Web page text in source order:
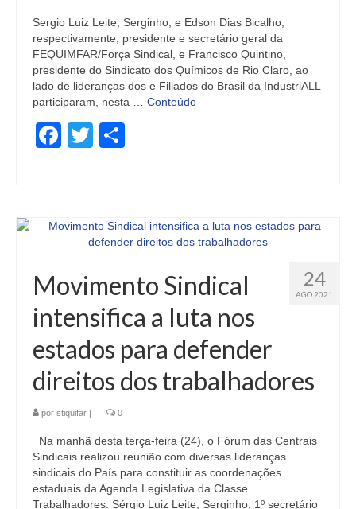
Sergio Luiz Leite, Serginho, e Edson Dias Bicalho,
respectivamente, presidente e secretário geral da
FEQUIMFAR/Força Sindical, e Francisco Quintino,
presidente do Sindicato dos Químicos de Rio Claro, ao
lado de lideranças dos e Filiados do Brasil da IndustriALL
participaram, nesta … Conteúdo
Facebook
Twitter
24
AGO 2021
Movimento Sindical
intensifica a luta nos
estados para defender
direitos dos trabalhadores
por stiquifar | | 0
Na manhã desta terça-feira (24), o Fórum das Centrais
Sindicais realizou reunião com diversas lideranças
sindicais do País para constituir as coordenações
estaduais da Agenda Legislativa da Classe
Trabalhadores. Sérgio Luiz Leite, Serginho, 1º secretário